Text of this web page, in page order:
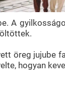
A
öreg jujube
hogyan